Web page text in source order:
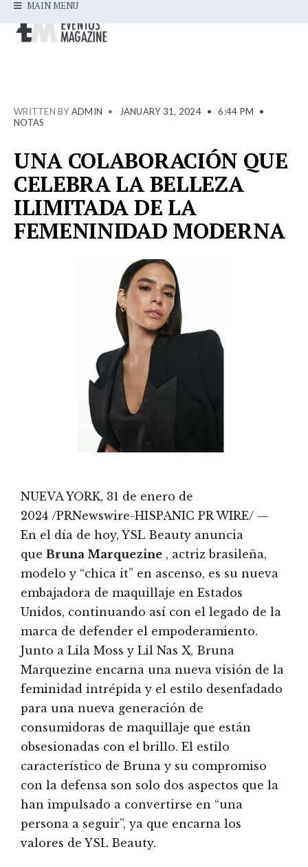
MAIN MENU
WRITTEN BY ADMIN • JANUARY 31, 2024 • 6:44 PM
•
NOTAS
UNA COLABORACIÓN QUE
CELEBRA LA BELLEZA
ILIMITADA DE LA
FEMENINIDAD MODERNA
NUEVA YORK, 31 de enero de
2024 /PRNewswire-HISPANIC PR WIRE/ —
En el día de hoy, YSL Beauty anuncia
que Bruna Marquezine , actriz brasileña,
modelo y “chica it” en ascenso, es su nueva
embajadora de maquillaje en Estados
Unidos, continuando así con el legado de la
marca de defender el empoderamiento.
Junto a Lila Moss y Lil Nas X, Bruna
Marquezine encarna una nueva visión de la
feminidad intrépida y el estilo desenfadado
para una nueva generación de
consumidoras de maquillaje que están
obsesionadas con el brillo. El estilo
característico de Bruna y su compromiso
con la defensa son solo dos aspectos que la
han impulsado a convertirse en “una
persona a seguir”, ya que encarna los
valores de YSL Beauty.